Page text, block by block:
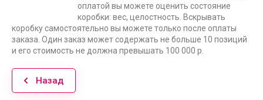
оплатой вы можете оценить состояние
коробки: вес, целостность. Вскрывать
коробку самостоятельно вы можете только после оплаты
заказа. Один заказ может содержать не больше 10 позиций
и его стоимость не должна превышать 100 000 р.
Назад